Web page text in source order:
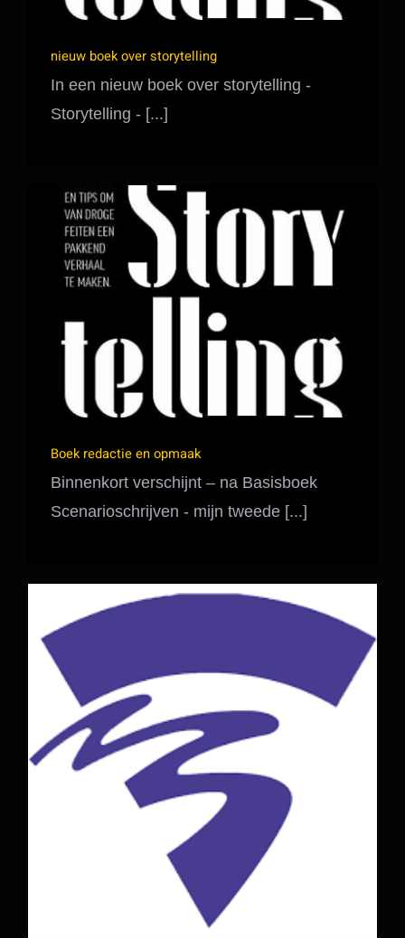
nieuw boek over storytelling
In een nieuw boek over storytelling -
Storytelling - [...]
Boek redactie en opmaak
Boek redactie en opmaak
Binnenkort verschijnt – na Basisboek
Scenarioschrijven - mijn tweede [...]
scenariolessen